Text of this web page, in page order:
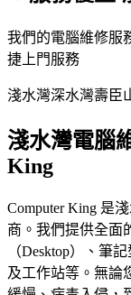
我們的電腦維修服
捷上門服務
淺水灣深水灣壽臣
淺水灣電腦
King
Computer King 是
商。我們提供全面
（Desktop）、筆
及工作站等。無論